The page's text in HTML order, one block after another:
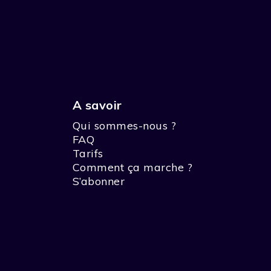
A savoir
Qui sommes-nous ?
FAQ
Tarifs
Comment ça marche ?
S’abonner